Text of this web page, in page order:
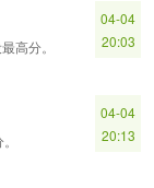
高分。
04-04
20:03
04-04
20:13